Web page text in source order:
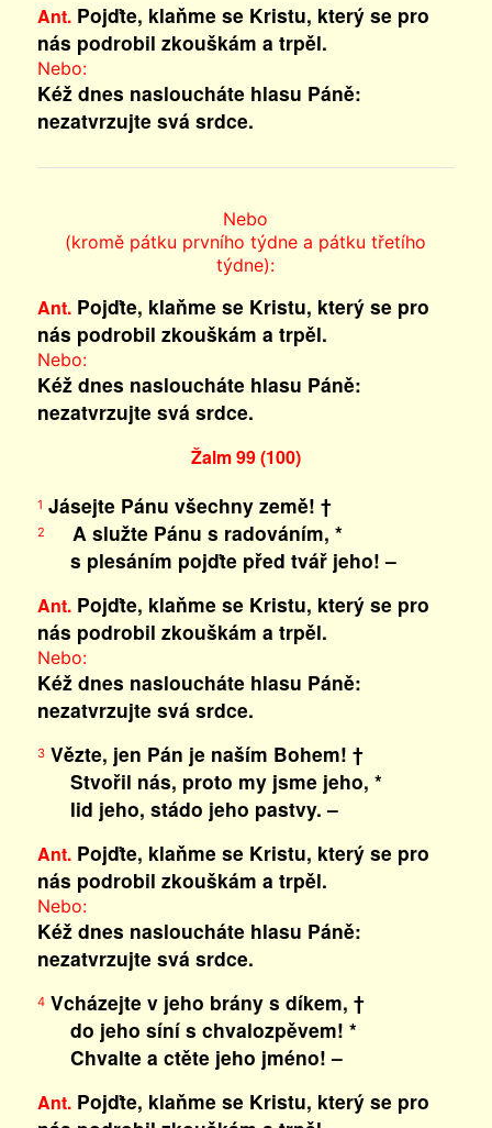
Ant.Pojďte, klaňme se Kristu, který se pro
nás podrobil zkouškám a trpěl.
Nebo:
Kéž dnes nasloucháte hlasu Páně:
nezatvrzujte svá srdce.
Nebo
(kromě pátku prvního týdne a pátku třetího
týdne):
Ant.Pojďte, klaňme se Kristu, který se pro
nás podrobil zkouškám a trpěl.
Nebo:
Kéž dnes nasloucháte hlasu Páně:
nezatvrzujte svá srdce.
Žalm 99 (100)
1 Jásejte Pánu všechny země! †
2
A služte Pánu s radováním, *
s plesáním pojďte před tvář jeho! –
Ant.Pojďte, klaňme se Kristu, který se pro
nás podrobil zkouškám a trpěl.
Nebo:
Kéž dnes nasloucháte hlasu Páně:
nezatvrzujte svá srdce.
3Vězte, jen Pán je naším Bohem! †
Stvořil nás, proto my jsme jeho, *
lid jeho, stádo jeho pastvy. –
Ant.Pojďte, klaňme se Kristu, který se pro
nás podrobil zkouškám a trpěl.
Nebo:
Kéž dnes nasloucháte hlasu Páně:
nezatvrzujte svá srdce.
4Vcházejte v jeho brány s díkem, †
do jeho síní s chvalozpěvem! *
Chvalte a ctěte jeho jméno! –
Ant.Pojďte, klaňme se Kristu, který se pro